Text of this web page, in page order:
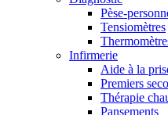
Pèse-
Tensiomètres
Infirmerie
Aide à la
Premiers
Thérapie
Pansements